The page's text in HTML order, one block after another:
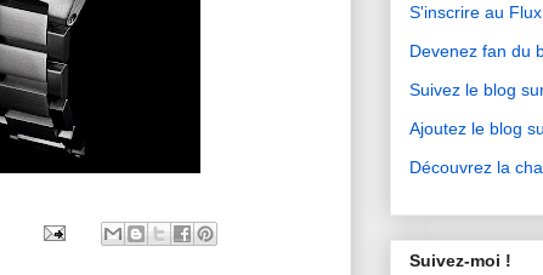
S'inscrire au
Devenez fan du
Suivez le blog
Ajoutez le blog
Découvrez la
Suivez-moi !